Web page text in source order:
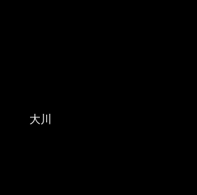
大川